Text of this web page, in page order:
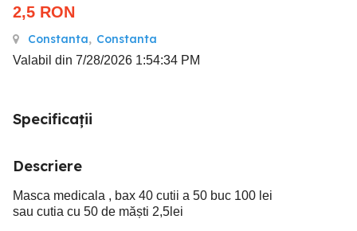
2,5 RON
Constanta, Constanta
Valabil din 7/28/2026 1:54:34 PM
Specificații
Descriere
Masca medicala , bax 40 cutii a 50 buc 100 lei
sau cutia cu 50 de măști 2,5lei